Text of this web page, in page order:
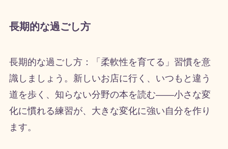
長期的な過ごし方
長期的な過ごし方：「柔軟性を育てる」習慣を意
識しましょう。新しいお店に行く、いつもと違う
道を歩く、知らない分野の本を読む——小さな変
化に慣れる練習が、大きな変化に強い自分を作り
ます。